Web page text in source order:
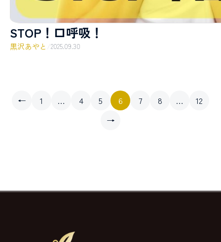
STOP！口呼吸！
黒沢あやと 2025.09.30
← 1 … 4 5 6 7 8 …
12
→